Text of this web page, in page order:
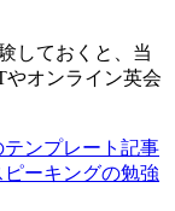
しておくと、当
やオンライン英会
ンプレート記事
ピーキングの勉強